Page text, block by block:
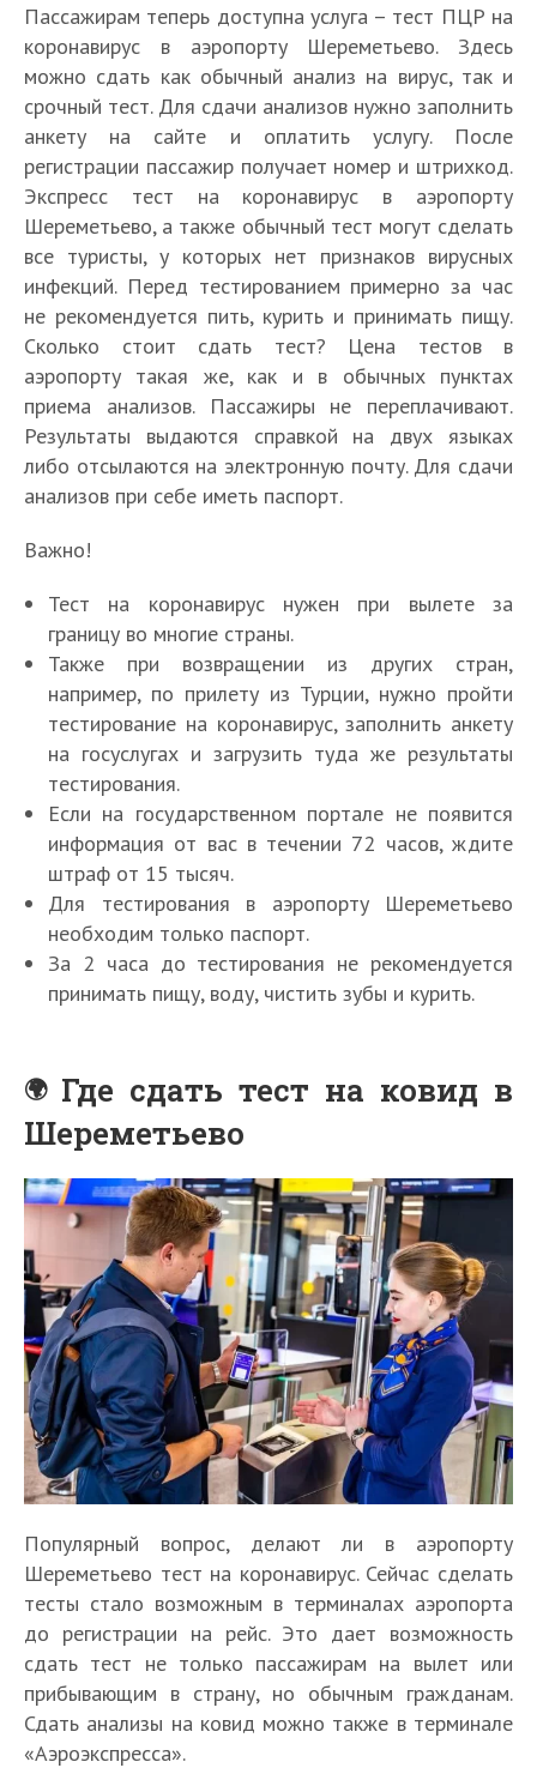
Пассажирам теперь доступна услуга – тест ПЦР на
коронавирус в аэропорту Шереметьево. Здесь
можно сдать как обычный анализ на вирус, так и
срочный тест. Для сдачи анализов нужно заполнить
анкету на сайте и оплатить услугу. После
регистрации пассажир получает номер и штрихкод.
Экспресс тест на коронавирус в аэропорту
Шереметьево, а также обычный тест могут сделать
все туристы, у которых нет признаков вирусных
инфекций. Перед тестированием примерно за час
не рекомендуется пить, курить и принимать пищу.
Сколько стоит сдать тест? Цена тестов в
аэропорту такая же, как и в обычных пунктах
приема анализов. Пассажиры не переплачивают.
Результаты выдаются справкой на двух языках
либо отсылаются на электронную почту. Для сдачи
анализов при себе иметь паспорт.
Важно!
Тест на коронавирус нужен при вылете за
границу во многие страны.
Также при возвращении из других стран,
например, по прилету из Турции, нужно пройти
тестирование на коронавирус, заполнить анкету
на госуслугах и загрузить туда же результаты
тестирования.
Если на государственном портале не появится
информация от вас в течении 72 часов, ждите
штраф от 15 тысяч.
Для тестирования в аэропорту Шереметьево
необходим только паспорт.
За 2 часа до тестирования не рекомендуется
принимать пищу, воду, чистить зубы и курить.
Где сдать тест на ковид в
Шереметьево
Популярный вопрос, делают ли в аэропорту
Шереметьево тест на коронавирус. Сейчас сделать
тесты стало возможным в терминалах аэропорта
до регистрации на рейс. Это дает возможность
сдать тест не только пассажирам на вылет или
прибывающим в страну, но обычным гражданам.
Сдать анализы на ковид можно также в терминале
«Аэроэкспресса».